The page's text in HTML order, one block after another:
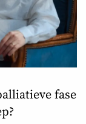
fase